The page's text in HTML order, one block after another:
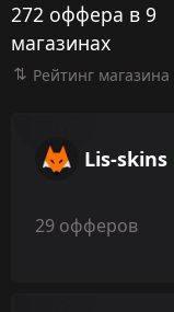
272 оффера в 9
магазинах
Рейтинг магазина
Lis-skins
29 офферов